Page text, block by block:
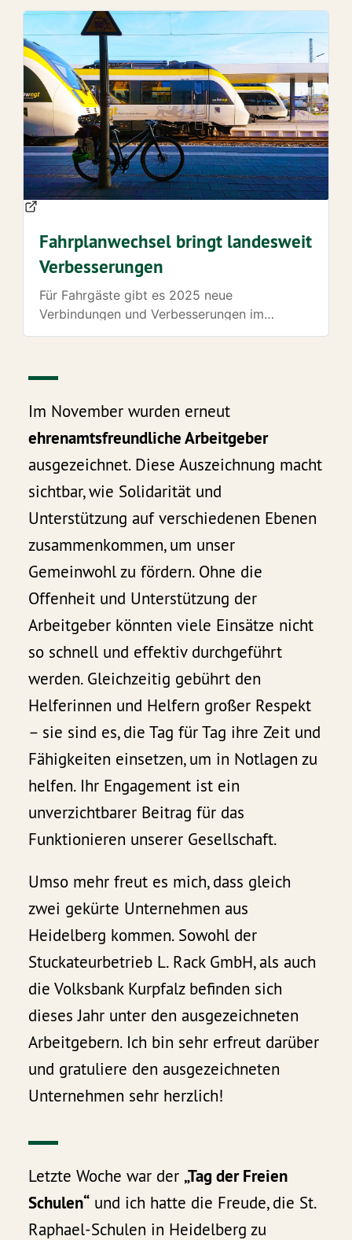
Fahrplanwechsel bringt landesweit
Verbesserungen
Für Fahrgäste gibt es 2025 neue
Verbindungen und Verbesserungen im
Schienenverkehr. Es werden auf den Schienen
Im November wurden erneut
ehrenamtsfreundliche Arbeitgeber
ausgezeichnet. Diese Auszeichnung macht
sichtbar, wie Solidarität und
Unterstützung auf verschiedenen Ebenen
zusammenkommen, um unser
Gemeinwohl zu fördern. Ohne die
Offenheit und Unterstützung der
Arbeitgeber könnten viele Einsätze nicht
so schnell und effektiv durchgeführt
werden. Gleichzeitig gebührt den
Helferinnen und Helfern großer Respekt
– sie sind es, die Tag für Tag ihre Zeit und
Fähigkeiten einsetzen, um in Notlagen zu
helfen. Ihr Engagement ist ein
unverzichtbarer Beitrag für das
Funktionieren unserer Gesellschaft.
Umso mehr freut es mich, dass gleich
zwei gekürte Unternehmen aus
Heidelberg kommen. Sowohl der
Stuckateurbetrieb L. Rack GmbH, als auch
die Volksbank Kurpfalz befinden sich
dieses Jahr unter den ausgezeichneten
Arbeitgebern. Ich bin sehr erfreut darüber
und gratuliere den ausgezeichneten
Unternehmen sehr herzlich!
Letzte Woche war der„Tag der Freien
Schulen“ und ich hatte die Freude, die St.
Raphael-Schulen in Heidelberg zu